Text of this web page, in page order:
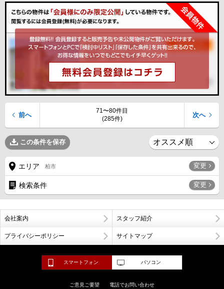
71〜80件目
(285件)
前へ 次へ
この条件を保存
エリア 柏市 変更
検索条件 変更
会社案内 スタッフ紹介
プライバシーポリシー サイトマップ
スマートフォン パソコン
ご意見ご要望 電話でお問い合わせ